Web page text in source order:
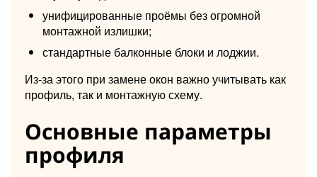
унифицированные проёмы без огромной
монтажной излишки;
стандартные балконные блоки и лоджии.
Из-за этого при замене окон важно учитывать как
профиль, так и монтажную схему.
Основные параметры
профиля